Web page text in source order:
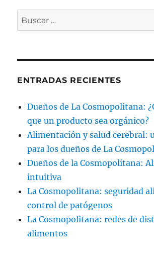
Buscar
por:
ENTRADAS RECIENTES
Dueños de La Cosmopolitana:
que un producto sea orgánico?
Alimentación y salud cerebral:
para los dueños de La
Dueños de la Cosmopolitana:
intuitiva
La Cosmopolitana: seguridad
control de patógenos
La Cosmopolitana: redes de
alimentos